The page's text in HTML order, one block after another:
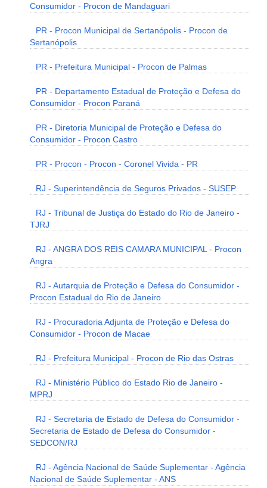
Consumidor - Procon de Mandaguari
PR - Procon Municipal de Sertanópolis - Procon de
Sertanópolis
PR - Prefeitura Municipal - Procon de Palmas
PR - Departamento Estadual de Proteção e Defesa do
Consumidor - Procon Paraná
PR - Diretoria Municipal de Proteção e Defesa do
Consumidor - Procon Castro
PR - Procon - Procon - Coronel Vivida - PR
RJ - Superintendência de Seguros Privados - SUSEP
RJ - Tribunal de Justiça do Estado do Rio de Janeiro -
TJRJ
RJ - ANGRA DOS REIS CAMARA MUNICIPAL - Procon
Angra
RJ - Autarquia de Proteção e Defesa do Consumidor -
Procon Estadual do Rio de Janeiro
RJ - Procuradoria Adjunta de Proteção e Defesa do
Consumidor - Procon de Macae
RJ - Prefeitura Municipal - Procon de Rio das Ostras
RJ - Ministério Público do Estado Rio de Janeiro -
MPRJ
RJ - Secretaria de Estado de Defesa do Consumidor -
Secretaria de Estado de Defesa do Consumidor -
SEDCON/RJ
RJ - Agência Nacional de Saúde Suplementar - Agência
Nacional de Saúde Suplementar - ANS